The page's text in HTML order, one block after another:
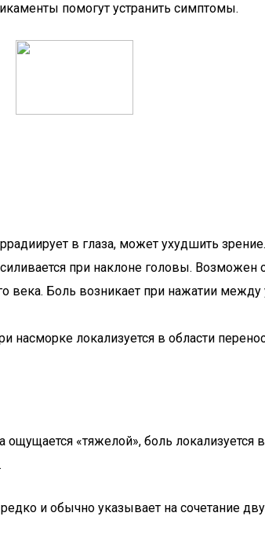
помогут устранить симптомы.
в глаза, может ухудшить зрение.
при наклоне головы. Возможен
Боль возникает при нажатии
насморке локализуется в области
ощущается «тяжелой», боль
и обычно указывает на сочетание